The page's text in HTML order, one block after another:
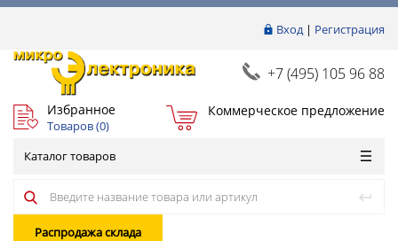
Вход| Регистрация
+7 (495) 105 96 88
Избранное
Товаров (0)
Коммерческое предложение
Каталог товаров
Распродажа склада